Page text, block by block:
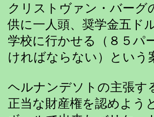
クリストヴァン・バーグ
供に一人頭、奨学金五ド
学校に行かせる（８５パ
ければならない）という
ヘルナンデソトの主張す
正当な財産権を認めよう